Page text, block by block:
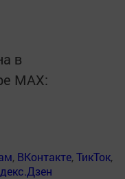
в
MАХ:
, ВКонтакте,ТикТок,